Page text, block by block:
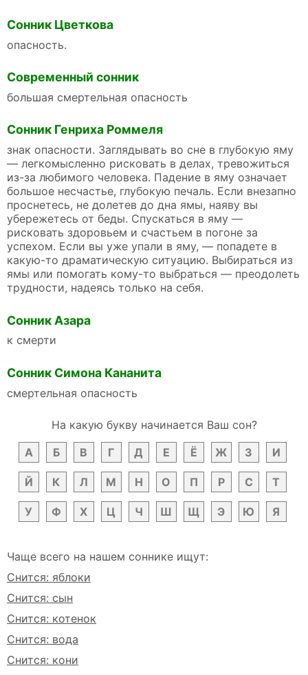
Сонник Цветкова
опасность.
Современный сонник
большая смертельная опасность
Сонник Генриха Роммеля
знак опасности. Заглядывать во сне в глубокую яму
— легкомысленно рисковать в делах, тревожиться
из-за любимого человека. Падение в яму означает
большое несчастье, глубокую печаль. Если внезапно
проснетесь, не долетев до дна ямы, наяву вы
убережетесь от беды. Спускаться в яму —
рисковать здоровьем и счастьем в погоне за
успехом. Если вы уже упали в яму, — попадете в
какую-то драматическую ситуацию. Выбираться из
ямы или помогать кому-то выбраться — преодолеть
трудности, надеясь только на себя.
Сонник Азара
к смерти
Сонник Симона Кананита
смертельная опасность
На какую букву начинается Ваш сон?
А
Б В Г Д Е Ё Ж З И
Й К Л М Н О П Р С Т
У Ф Х Ц Ч Ш Щ Э Ю Я
Чаще всего на нашем соннике ищут:
Снится: яблоки
Снится: сын
Снится: котенок
Снится: вода
Снится: кони